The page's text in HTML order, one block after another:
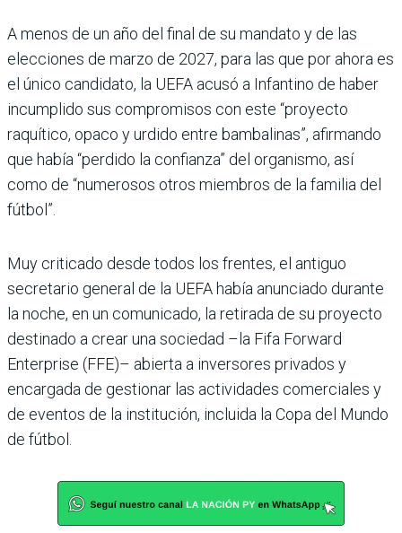
A menos de un año del final de su mandato y de las
elecciones de marzo de 2027, para las que por ahora es
el único candidato, la UEFA acusó a Infantino de haber
incumplido sus compromisos con este “proyecto
raquítico, opaco y urdido entre bambalinas”, afirmando
que había “perdido la confianza” del organismo, así
como de “numerosos otros miembros de la familia del
fútbol”.
Muy criticado desde todos los frentes, el antiguo
secretario general de la UEFA había anunciado durante
la noche, en un comunicado, la retirada de su proyecto
destinado a crear una sociedad –la Fifa Forward
Enterprise (FFE)– abierta a inversores privados y
encargada de gestionar las actividades comerciales y
de eventos de la institución, incluida la Copa del Mundo
de fútbol.